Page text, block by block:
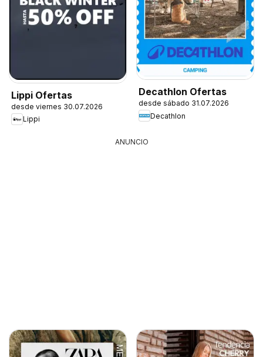
Lippi Ofertas
desde viernes 30.07.2026
Lippi
Decathlon Ofertas
desde sábado 31.07.2026
Decathlon
ANUNCIO